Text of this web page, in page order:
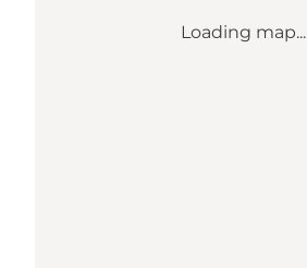
Loading map...